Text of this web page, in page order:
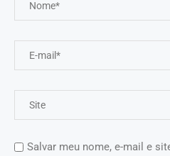
Salvar meu nome, e-mail e